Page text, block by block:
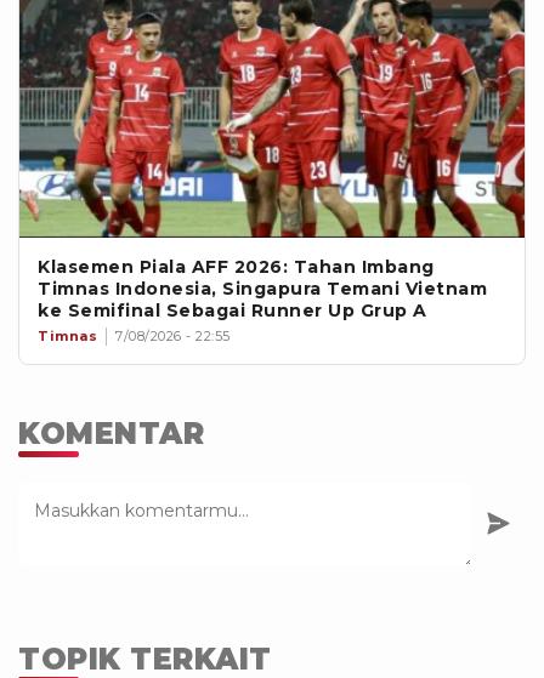
Klasemen Piala AFF 2026: Tahan Imbang
Timnas Indonesia, Singapura Temani Vietnam
ke Semifinal Sebagai Runner Up Grup A
Timnas 7/08/2026 - 22:55
KOMENTAR
TOPIK TERKAIT